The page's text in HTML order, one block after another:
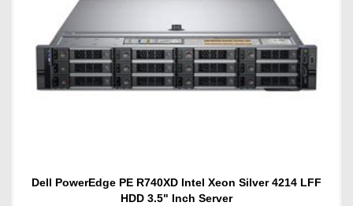
Dell PowerEdge PE R740XD Intel Xeon Silver 4214 LFF
HDD 3.5" Inch Server